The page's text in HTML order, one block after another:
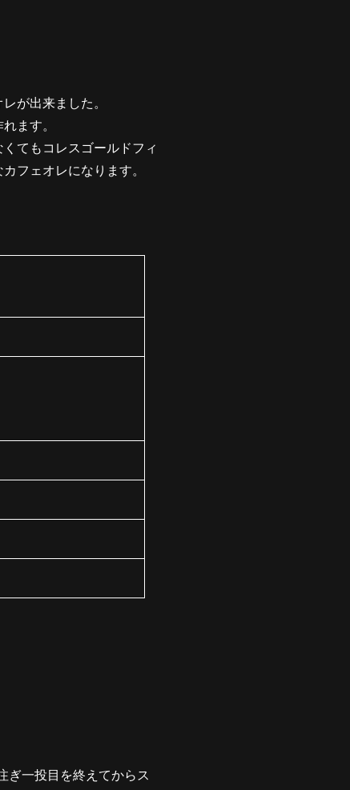
が出来ました。
ます。
てもコレスゴールドフィ
フェオレになります。
一投目を終えてからス